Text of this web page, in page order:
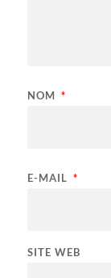
NOM *
E-MAIL *
SITE WEB